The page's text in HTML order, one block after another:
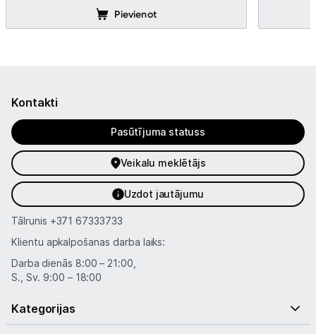
Pievienot
Kontakti
Pasūtījuma statuss
Veikalu meklētājs
Uzdot jautājumu
Tālrunis +371 67333733
Klientu apkalpošanas darba laiks:
Darba dienās 8:00 – 21:00,
S., Sv. 9:00 – 18:00
Kategorijas